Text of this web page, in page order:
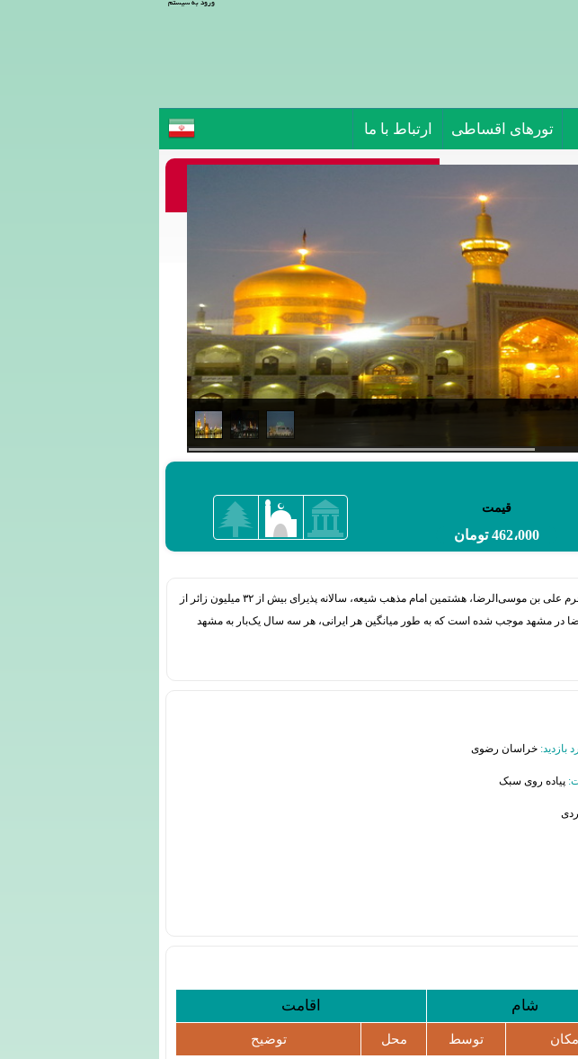
ورود به سیستم
تورهای اقساطی ارتباط با ما
قیمت
462،000 تومان
مشهد کلان‌شهری در شمال شرقی ایران و مرکز استان خراسان رضوی است. این شهر به واسطه وجود حرم علی بن موسی‌الرضا، هشتمین امام مذهب شیعه، سالانه پذیرای بیش از ۳۲ میلیون زائر از
در مشهد موجب شده است که به طور میانگین هر ایرانی، هر سه سال یک‌بار به مشهد
بازدید: خراسان رضوی
پیاده روی سبک
شام اقامت
مکان توسط محل توضیح